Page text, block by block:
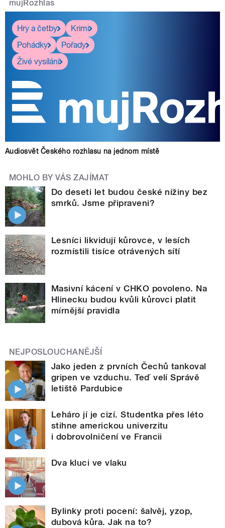
mujRozhlas
Hry a četby
Krimi
Pohádky
Pořady
Živé vysílání
Audiosvět Českého rozhlasu na jednom místě
MOHLO BY VÁS ZAJÍMAT
Do deseti let budou české nížiny bez
smrků. Jsme připraveni?
Lesníci likvidují kůrovce, v lesích
rozmístili tisíce otrávených sítí
Masivní kácení v CHKO povoleno. Na
Hlinecku budou kvůli kůrovci platit
mírnější pravidla
NEJPOSLOUCHANĚJŠÍ
Jako jeden z prvních Čechů tankoval
gripen ve vzduchu. Teď velí Správě
letiště Pardubice
Leháro jí je cizí. Studentka přes léto
stihne americkou univerzitu
i dobrovolničení ve Francii
Dva kluci ve vlaku
Bylinky proti pocení: šalvěj, yzop,
dubová kůra. Jak na to?